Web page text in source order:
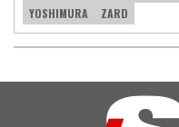
YOSHIMURA
ZARD